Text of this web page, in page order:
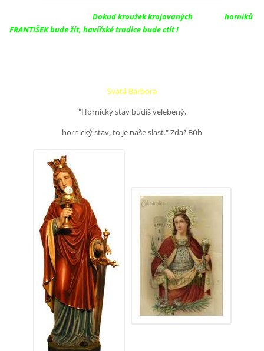
Dokud kroužek krojovaných
horníků
FRANTIŠEK bude žít, havířské tradice bude ctít !
Svatá Barbora
"Hornický stav budíš velebený,
hornický stav, to je naše slast." Zdař Bůh